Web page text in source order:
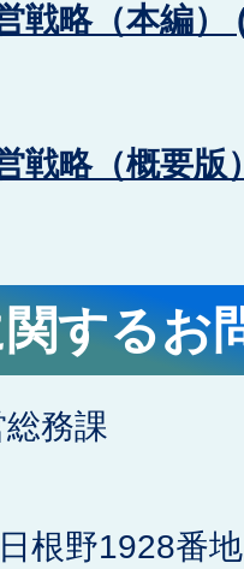
戦略（本編）
戦略（概要版
するお
総務課
根野1928番地